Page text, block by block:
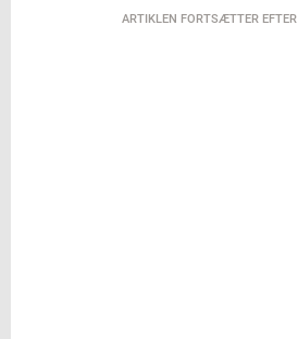
ARTIKLEN FORTSÆTTER